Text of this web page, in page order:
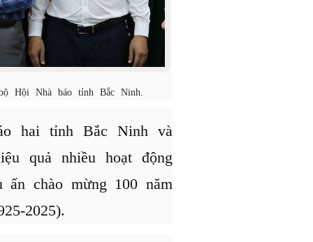
Hội Nhà báo tỉnh Bắc Ninh.
hai tỉnh Bắc Ninh và
quả nhiều hoạt động
ấn chào mừng 100 năm
2025).